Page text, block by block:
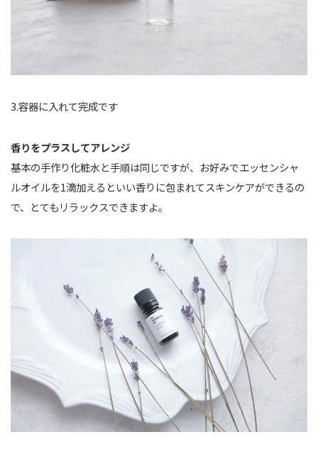
3.容器に入れて完成です
香りをプラスしてアレンジ
基本の手作り化粧水と手順は同じですが、お好みでエッセンシャ
ルオイルを1滴加えるといい香りに包まれてスキンケアができるの
で、とてもリラックスできますよ。